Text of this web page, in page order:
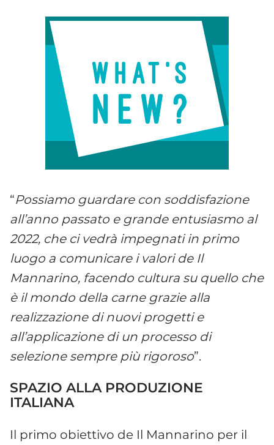
“Possiamo guardare con soddisfazione
all’anno passato e grande entusiasmo al
2022, che ci vedrà impegnati in primo
luogo a comunicare i valori de Il
Mannarino, facendo cultura su quello che
è il mondo della carne grazie alla
realizzazione di nuovi progetti e
all’applicazione di un processo di
selezione sempre più rigoroso”.
SPAZIO ALLA PRODUZIONE
ITALIANA
Il primo obiettivo de Il Mannarino per il